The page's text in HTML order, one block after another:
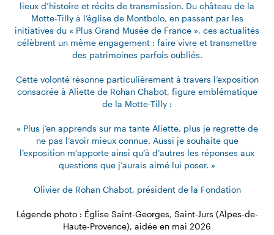
lieux d’histoire et récits de transmission. Du château de la
Motte-Tilly à l’église de Montbolo, en passant par les
initiatives du « Plus Grand Musée de France », ces actualités
célèbrent un même engagement : faire vivre et transmettre
des patrimoines parfois oubliés.
Cette volonté résonne particulièrement à travers l’exposition
consacrée à Aliette de Rohan Chabot, figure emblématique
de la Motte-Tilly :
« Plus j’en apprends sur ma tante Aliette, plus je regrette de
ne pas l’avoir mieux connue. Aussi je souhaite que
l’exposition m’apporte ainsi qu’à d’autres les réponses aux
questions que j’aurais aimé lui poser. »
Olivier de Rohan Chabot, président de la Fondation
Légende photo : Église Saint-Georges, Saint-Jurs (Alpes-de-
Haute-Provence), aidée en mai 2026